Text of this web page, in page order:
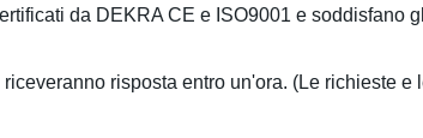
da DEKRA CE e ISO9001 e soddisfano
riceveranno risposta entro un'ora. (Le richieste